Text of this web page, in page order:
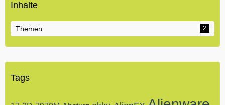
Inhalte
Themen 2
Tags